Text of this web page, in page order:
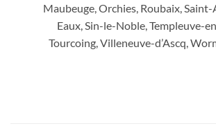
Maubeuge, Orchies, Roubaix,
Eaux, Sin-le-Noble, Templeuve-
Tourcoing, Villeneuve-d’Ascq,